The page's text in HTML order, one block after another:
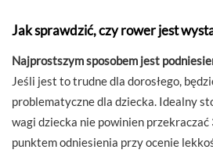
Jak sprawdzić, czy rower jest
Najprostszym sposobem jest
Jeśli jest to trudne dla dorosłego,
problematyczne dla dziecka. Idealny
wagi dziecka nie powinien
punktem odniesienia przy ocenie